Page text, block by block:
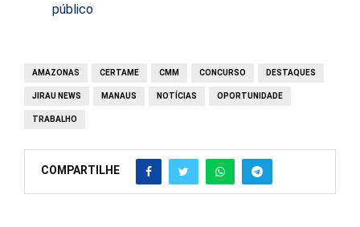
público
AMAZONAS CERTAME CMM CONCURSO DESTAQUES
JIRAU NEWS MANAUS NOTÍCIAS OPORTUNIDADE
TRABALHO
COMPARTILHE